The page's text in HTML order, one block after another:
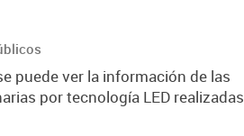
puede ver la información de las
por tecnología LED realizadas